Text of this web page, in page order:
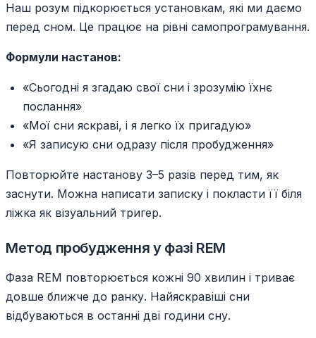
Наш розум підкорюється установкам, які ми даємо
перед сном. Це працює на рівні самопрограмування.
Формули настанов:
«Сьогодні я згадаю свої сни і зрозумію їхнє
послання»
«Мої сни яскраві, і я легко їх пригадую»
«Я записую сни одразу після пробудження»
Повторюйте настанову 3–5 разів перед тим, як
заснути. Можна написати записку і покласти її біля
ліжка як візуальний тригер.
Метод пробудження у фазі REM
Фаза REM повторюється кожні 90 хвилин і триває
довше ближче до ранку. Найяскравіші сни
відбуваються в останні дві години сну.